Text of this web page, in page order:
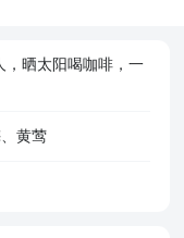
，晒太阳喝咖啡，一
黄莺